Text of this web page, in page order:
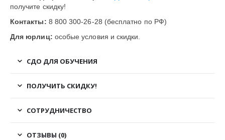
получите скидку!
Контакты: 8 800 300-26-28 (бесплатно по РФ)
Для юрлиц: особые условия и скидки.
СДО ДЛЯ ОБУЧЕНИЯ
ПОЛУЧИТЬ СКИДКУ!
СОТРУДНИЧЕСТВО
ОТЗЫВЫ (0)